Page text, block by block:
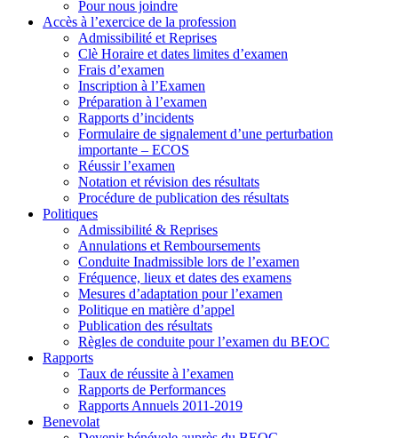
Pour nous joindre
Accès à l’exercice de la profession
Admissibilité et Reprises
Clè Horaire et dates limites d’examen
Frais d’examen
Inscription à l’Examen
Préparation à l’examen
Rapports d’incidents
Formulaire de signalement d’une perturbation
importante – ECOS
Réussir l’examen
Notation et révision des résultats
Procédure de publication des résultats
Politiques
Admissibilité & Reprises
Annulations et Remboursements
Conduite Inadmissible lors de l’examen
Fréquence, lieux et dates des examens
Mesures d’adaptation pour l’examen
Politique en matière d’appel
Publication des résultats
Règles de conduite pour l’examen du BEOC
Rapports
Taux de réussite à l’examen
Rapports de Performances
Rapports Annuels 2011-2019
Benevolat